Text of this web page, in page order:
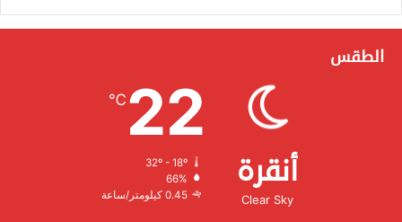
الطقس
أنقرة
Clear Sky
22
℃
32º - 18º
الرطوبة:
الرياح:0.45 كيلومتر/ساعة